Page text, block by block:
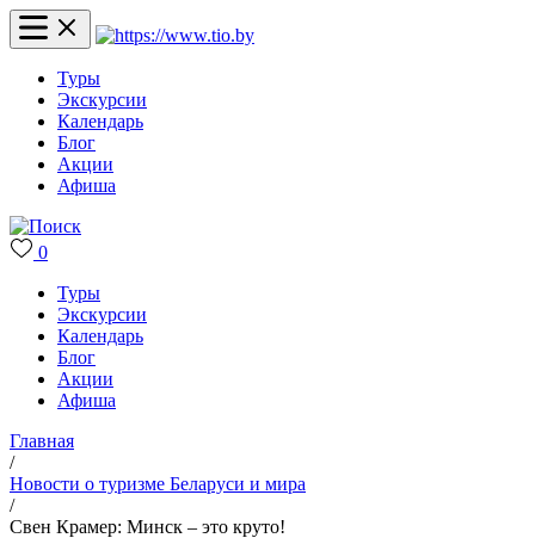
Туры
Экскурсии
Календарь
Блог
Акции
Афиша
0
Туры
Экскурсии
Календарь
Блог
Акции
Афиша
Главная
/
Новости о туризме Беларуси и мира
/
Свен Крамер: Минск – это круто!